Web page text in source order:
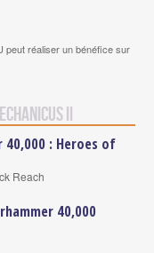
peut réaliser un bénéfice sur
II
40,000 : Heroes of
Reach
40,000